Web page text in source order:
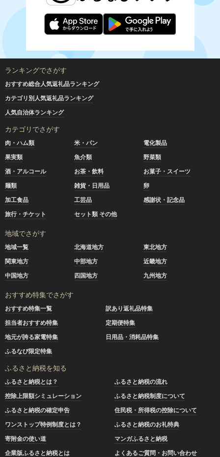
ランキングでさがす
おすすめ総合人気返礼品ランキング
カテゴリ別人気返礼品ランキング
人気自治体ランキング
カテゴリでさがす
肉・ハム類 米・パン
電化製品
果実類
魚介類
野菜類
酒・アルコール
お茶・飲料
お菓子・スイーツ
麺類
雑貨・日用品
卵
加工食品
工芸品
感謝状・記念品
旅行・チケット
セット類 その他
地域でさがす
地域一覧 北海道地方
東北地方
関東地方
中部地方
近畿地方
中国地方
四国地方 九州地方
おすすめ特集でさがす
おすすめ特集一覧
訳あり返礼品特集
担当者おすすめ特集
定期便特集
地元が誇る家電特集
日用品・消耗品特集
ふるなび限定特集
ふるさと納税を知る
ふるさと納税とは？
ふるさと納税の流れ
控除上限額シミュレーション
ふるさと納税制度について
ふるさと納税の確定申告
住民税・所得税の控除について
ワンストップ特例制度とは？
ふるさと納税のお礼特典
寄附金の使い道
マンガふるさと納税
企業版ふるさと納税とは
よくあるご質問・お問い合わせ